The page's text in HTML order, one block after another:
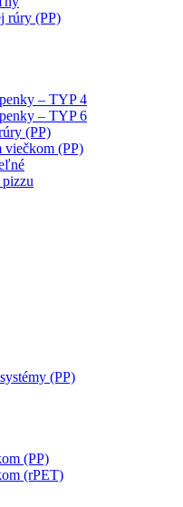
rúry (PP)
– TYP 4
– TYP 6
(PP)
viečkom (PP)
pizzu
(PP)
(PP)
(rPET)